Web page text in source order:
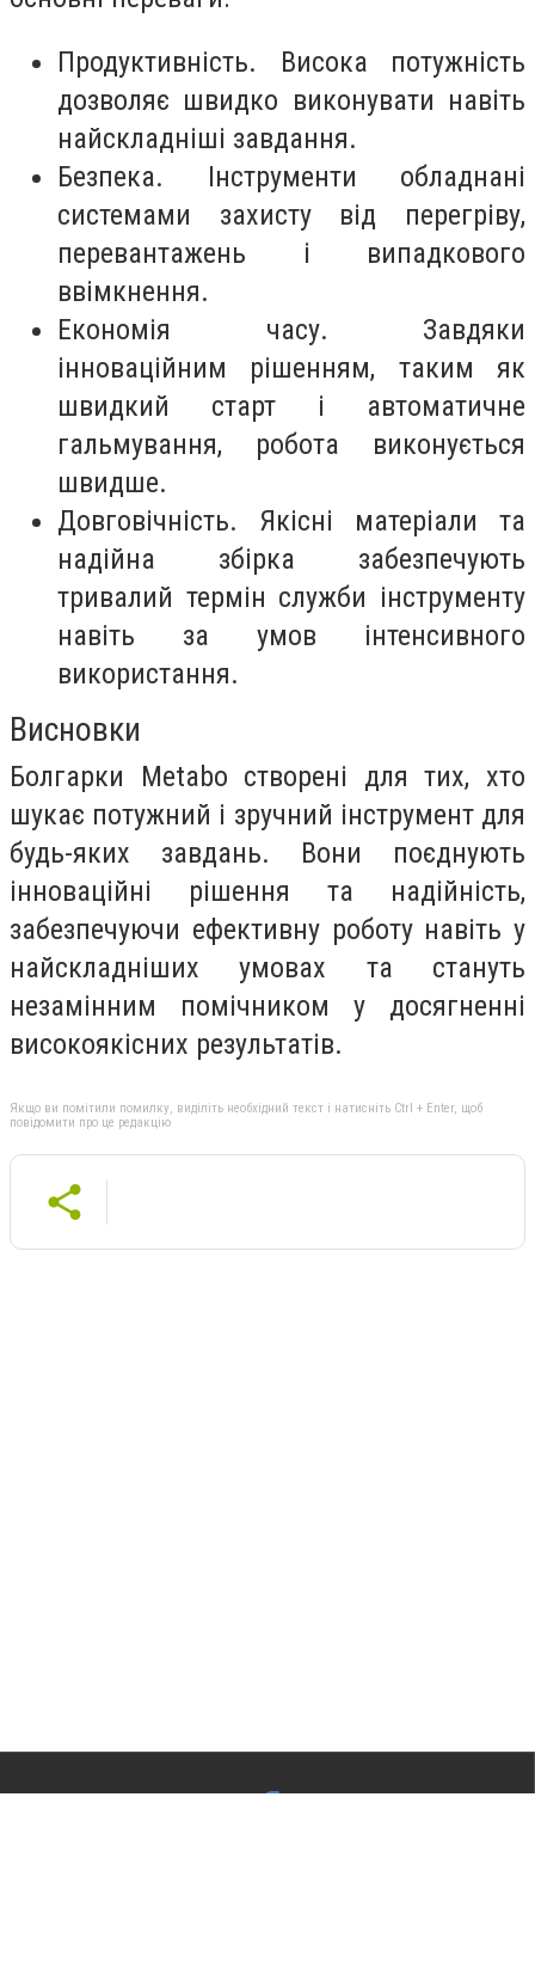
Продуктивність. Висока потужність
дозволяє швидко виконувати навіть
найскладніші завдання.
Безпека. Інструменти обладнані
системами захисту від перегріву,
перевантажень і випадкового
ввімкнення.
Економія часу. Завдяки
інноваційним рішенням, таким як
швидкий старт і автоматичне
гальмування, робота виконується
швидше.
Довговічність. Якісні матеріали та
надійна збірка забезпечують
тривалий термін служби інструменту
навіть за умов інтенсивного
використання.
Висновки
Болгарки Metabo створені для тих, хто
шукає потужний і зручний інструмент для
будь-яких завдань. Вони поєднують
інноваційні рішення та надійність,
забезпечуючи ефективну роботу навіть у
найскладніших умовах та стануть
незамінним помічником у досягненні
високоякісних результатів.
Якщо ви помітили помилку, виділіть необхідний текст і натисніть Ctrl + Enter, щоб
повідомити про це редакцію